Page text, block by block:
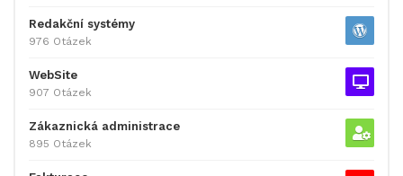
Redakční systémy
976 Otázek
WebSite
907 Otázek
Zákaznická administrace
895 Otázek